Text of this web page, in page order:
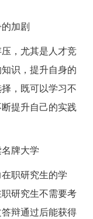
加剧
，尤其是人才竞
识，提升自身的
，既可以学习不
提升自己的实践
牌大学
职研究生的学
研究生不需要考
辩通过后能获得